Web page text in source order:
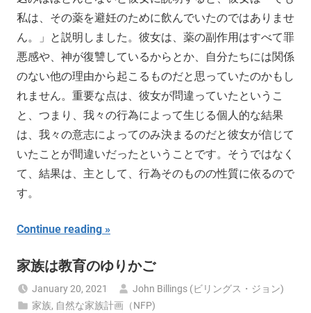
私は、その薬を避妊のために飲んでいたのではありませ
ん。」と説明しました。彼女は、薬の副作用はすべて罪
悪感や、神が復讐しているからとか、自分たちには関係
のない他の理由から起こるものだと思っていたのかもし
れません。重要な点は、彼女が問違っていたというこ
と、つまり、我々の行為によって生じる個人的な結果
は、我々の意志によってのみ決まるのだと彼女が信じて
いたことが間違いだったということです。そうではなく
て、結果は、主として、行為そのものの性質に依るので
す。
Continue reading
家族は教育のゆりかご
January 20, 2021
John Billings (ビリングス・ジョン)
家族, 自然な家族計画（NFP)